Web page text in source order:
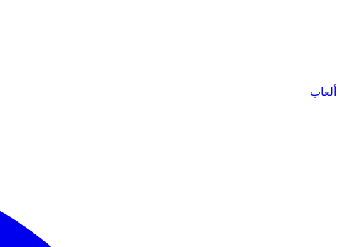
ألعاب